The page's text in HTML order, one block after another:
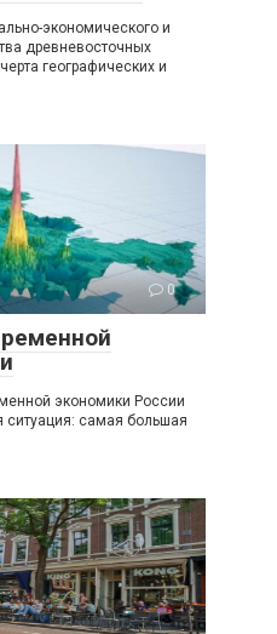
экономического и
древневосточных
географических и
0
экономики России
ситуация: самая большая